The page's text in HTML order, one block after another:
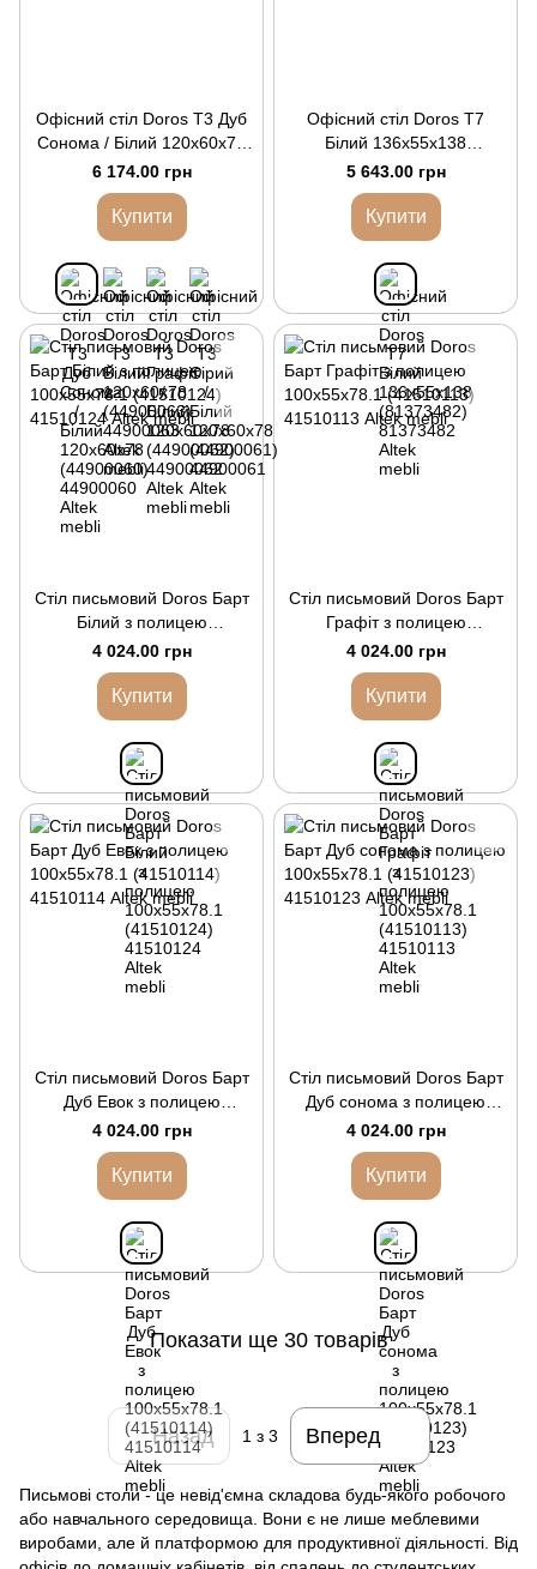
Офісний стіл Doros Т3 Дуб
Cонома / Білий 120х60х78
(44900060)
6 174.00 грн
Купити
Офісний стіл Doros Т7
Білий 136х55х138
(81373482)
5 643.00 грн
Купити
Стіл письмовий Doros Барт
Білий з полицею
100х55х78.1 (41510124)
4 024.00 грн
Купити
Стіл письмовий Doros Барт
Графіт з полицею
100х55х78.1 (41510113)
4 024.00 грн
Купити
Стіл письмовий Doros Барт
Дуб Евок з полицею
100х55х78.1 (41510114)
4 024.00 грн
Купити
Стіл письмовий Doros Барт
Дуб сонома з полицею
100х55х78.1 (41510123)
4 024.00 грн
Купити
Показати ще 30 товарів
Назад 1 з 3 Вперед
Письмові столи - це невід'ємна складова будь-якого робочого
або навчального середовища. Вони є не лише меблевими
виробами, але й платформою для продуктивної діяльності. Від